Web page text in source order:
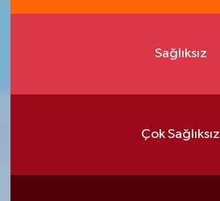
Sağlıksız
Çok Sağlıksız